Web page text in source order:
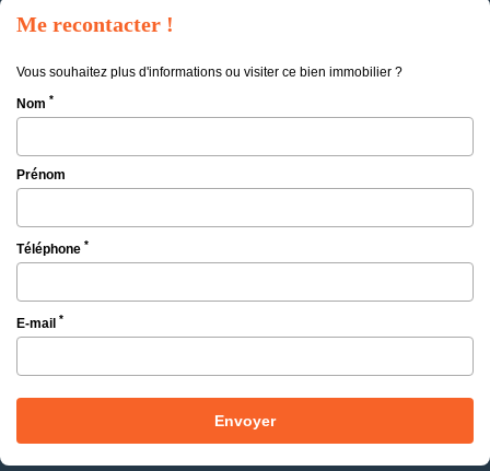
Me recontacter !
Vous souhaitez plus d'informations ou visiter ce bien immobilier ?
Nom *
Prénom
Téléphone *
E-mail *
Envoyer